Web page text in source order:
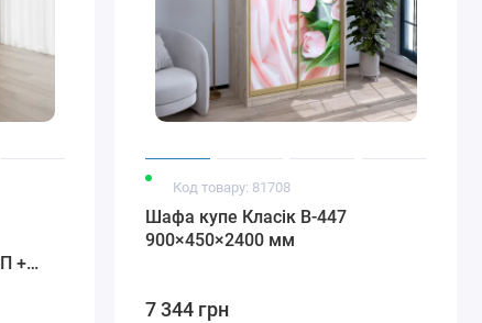
+
Код товару: 81708
Шафа купе Класік В-447
900×450×2400 мм
7 344 грн